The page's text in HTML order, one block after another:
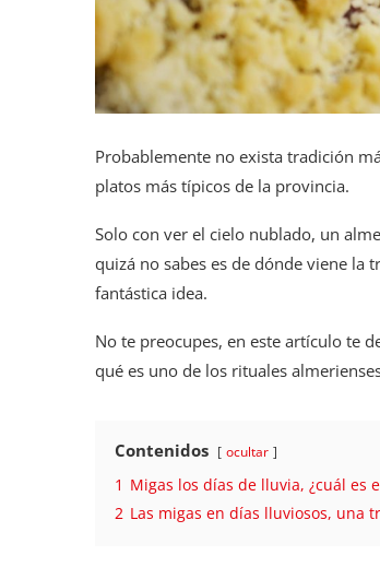
Probablemente no exista tradición
platos más típicos de la provincia.
Solo con ver el cielo nublado, un
quizá no sabes es de dónde viene la
fantástica idea.
No te preocupes, en este artículo te
qué es uno de los rituales
Contenidos ocultar
1 Migas los días de lluvia, ¿cuál es
2 Las migas en días lluviosos, una